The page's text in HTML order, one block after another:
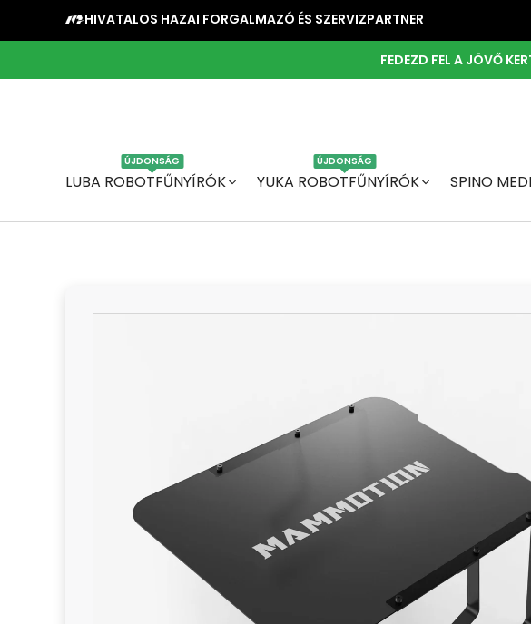
HIVATALOS HAZAI FORGALMAZÓ ÉS SZERVIZPARTNER
FEDEZD FEL A JÖVŐ
LUBA ROBOTFŰNYÍRÓK
ÚJDONSÁG
YUKA ROBOTFŰNYÍRÓK
ÚJDONSÁG
SPINO